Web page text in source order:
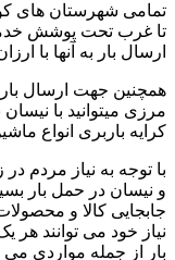
تمامی شهرستان های
تا غرب تحت پوشش
ارسال بار به آنها با
همچنین جهت ارسال بار
مرزی میتوانید با
کرایه باربری انواع
با توجه به نیاز مردم
و نیسان در حمل بار
جابجایی کالا و
نیاز خود می توانند هر
بار از جمله مواردی می